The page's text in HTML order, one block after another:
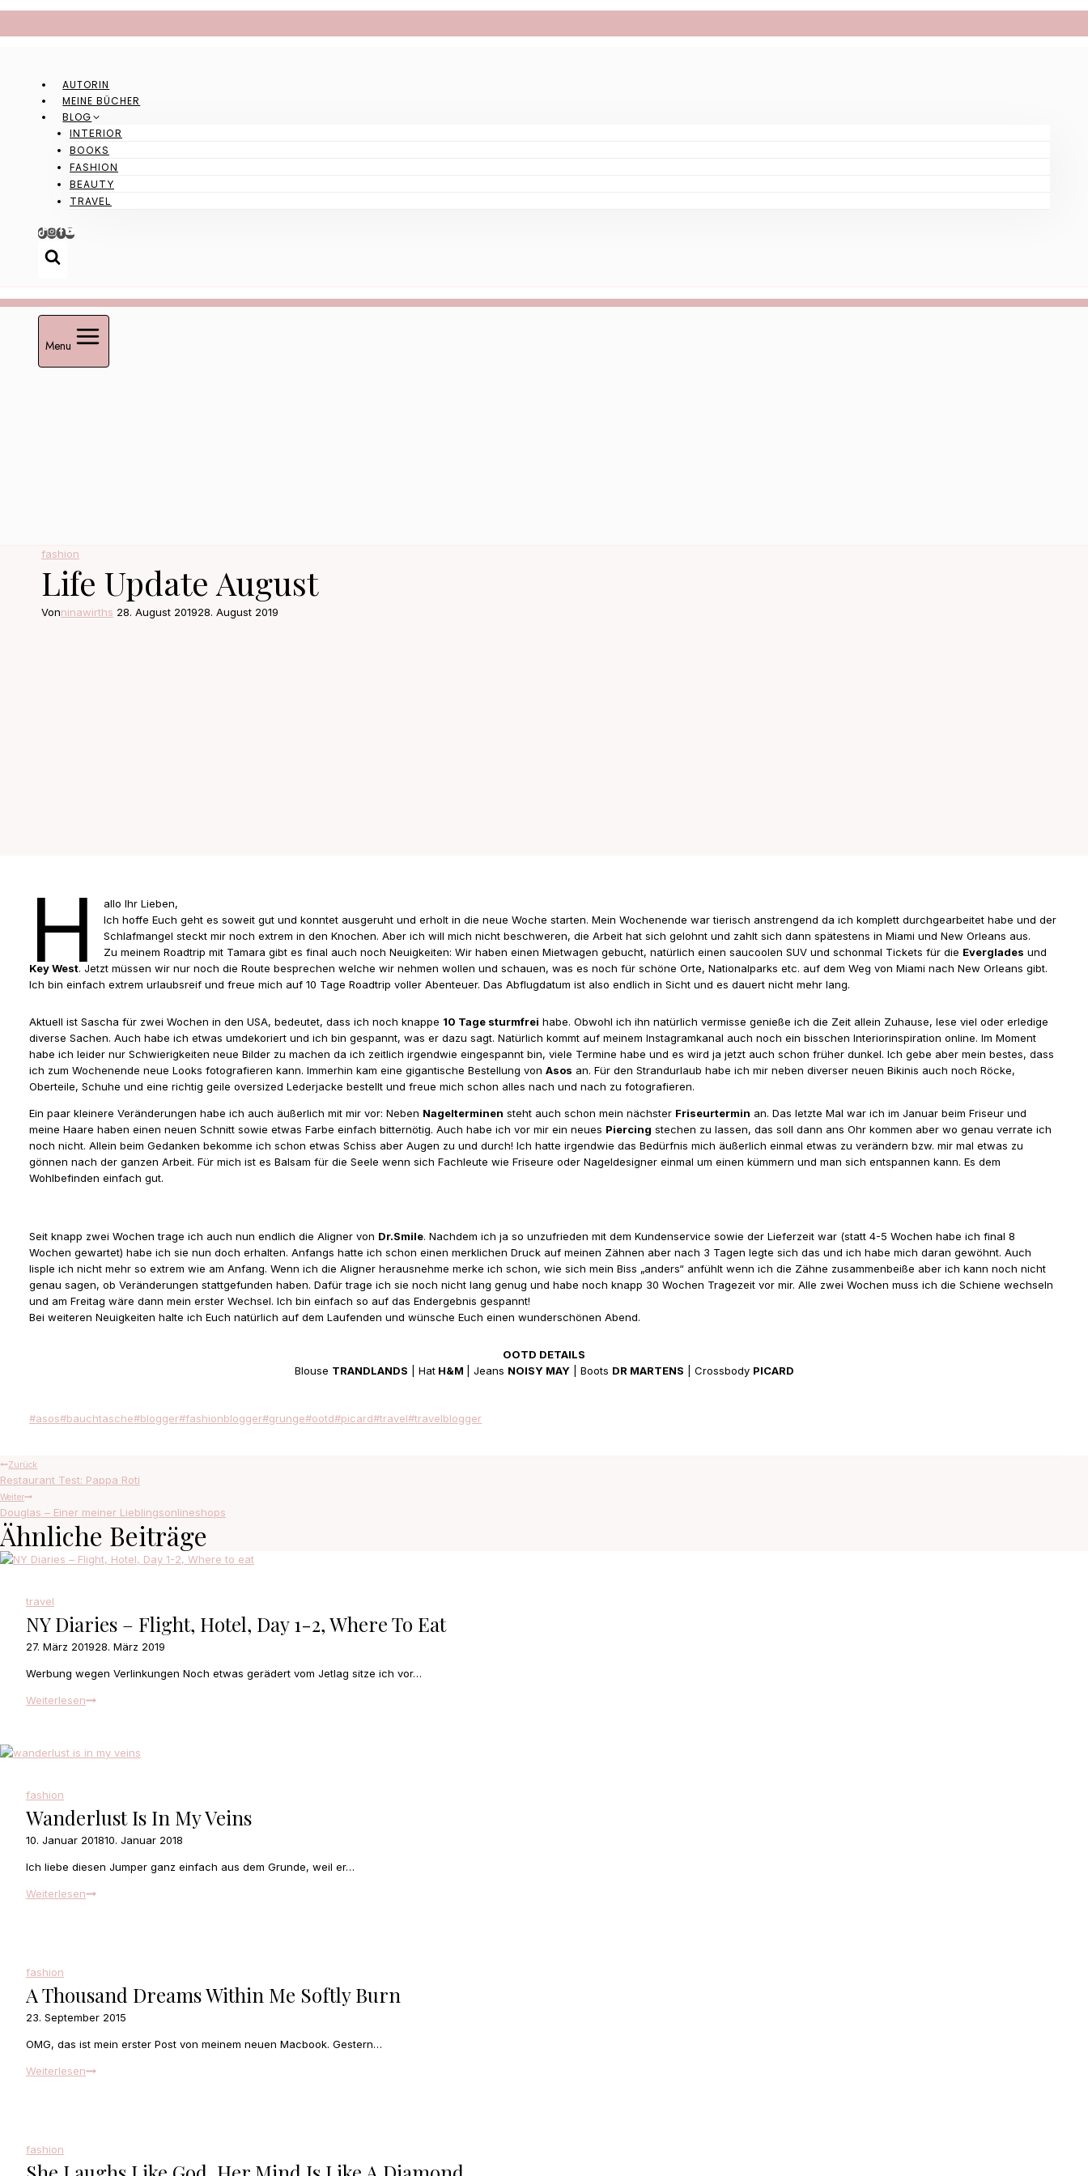
springen
AUTORIN
MEINE BÜCHER
BLOG
INTERIOR
BOOKS
FASHION
BEAUTY
TRAVEL
Menu
fashion
Life Update August
Vonninawirths 28. August 201928. August 2019
H
allo Ihr Lieben,
Ich hoffe Euch geht es soweit gut und konntet ausgeruht und erholt in die neue Woche starten. Mein Wochenende war tierisch anstrengend da ich komplett durchgearbeitet habe und der
Schlafmangel steckt mir noch extrem in den Knochen. Aber ich will mich nicht beschweren, die Arbeit hat sich gelohnt und zahlt sich dann spätestens in Miami und New Orleans aus.
Zu meinem Roadtrip mit Tamara gibt es final auch noch Neuigkeiten: Wir haben einen Mietwagen gebucht, natürlich einen saucoolen SUV und schonmal Tickets für die Everglades und
Key West. Jetzt müssen wir nur noch die Route besprechen welche wir nehmen wollen und schauen, was es noch für schöne Orte, Nationalparks etc. auf dem Weg von Miami nach New Orleans gibt.
Ich bin einfach extrem urlaubsreif und freue mich auf 10 Tage Roadtrip voller Abenteuer. Das Abflugdatum ist also endlich in Sicht und es dauert nicht mehr lang.
Aktuell ist Sascha für zwei Wochen in den USA, bedeutet, dass ich noch knappe 10 Tage sturmfrei habe. Obwohl ich ihn natürlich vermisse genieße ich die Zeit allein Zuhause, lese viel oder erledige
diverse Sachen. Auch habe ich etwas umdekoriert und ich bin gespannt, was er dazu sagt. Natürlich kommt auf meinem Instagramkanal auch noch ein bisschen Interiorinspiration online. Im Moment
habe ich leider nur Schwierigkeiten neue Bilder zu machen da ich zeitlich irgendwie eingespannt bin, viele Termine habe und es wird ja jetzt auch schon früher dunkel. Ich gebe aber mein bestes, dass
ich zum Wochenende neue Looks fotografieren kann. Immerhin kam eine gigantische Bestellung vonAsos an. Für den Strandurlaub habe ich mir neben diverser neuen Bikinis auch noch Röcke,
Oberteile, Schuhe und eine richtig geile oversized Lederjacke bestellt und freue mich schon alles nach und nach zu fotografieren.
Ein paar kleinere Veränderungen habe ich auch äußerlich mit mir vor: Neben Nagelterminen steht auch schon mein nächster Friseurtermin an. Das letzte Mal war ich im Januar beim Friseur und
meine Haare haben einen neuen Schnitt sowie etwas Farbe einfach bitternötig. Auch habe ich vor mir ein neues Piercing stechen zu lassen, das soll dann ans Ohr kommen aber wo genau verrate ich
noch nicht. Allein beim Gedanken bekomme ich schon etwas Schiss aber Augen zu und durch! Ich hatte irgendwie das Bedürfnis mich äußerlich einmal etwas zu verändern bzw. mir mal etwas zu
gönnen nach der ganzen Arbeit. Für mich ist es Balsam für die Seele wenn sich Fachleute wie Friseure oder Nageldesigner einmal um einen kümmern und man sich entspannen kann. Es dem
Wohlbefinden einfach gut.
Seit knapp zwei Wochen trage ich auch nun endlich die Aligner von Dr.Smile. Nachdem ich ja so unzufrieden mit dem Kundenservice sowie der Lieferzeit war (statt 4-5 Wochen habe ich final 8
Wochen gewartet) habe ich sie nun doch erhalten. Anfangs hatte ich schon einen merklichen Druck auf meinen Zähnen aber nach 3 Tagen legte sich das und ich habe mich daran gewöhnt. Auch
lisple ich nicht mehr so extrem wie am Anfang. Wenn ich die Aligner herausnehme merke ich schon, wie sich mein Biss „anders“ anfühlt wenn ich die Zähne zusammenbeiße aber ich kann noch nicht
genau sagen, ob Veränderungen stattgefunden haben. Dafür trage ich sie noch nicht lang genug und habe noch knapp 30 Wochen Tragezeit vor mir. Alle zwei Wochen muss ich die Schiene wechseln
und am Freitag wäre dann mein erster Wechsel. Ich bin einfach so auf das Endergebnis gespannt!
Bei weiteren Neuigkeiten halte ich Euch natürlich auf dem Laufenden und wünsche Euch einen wunderschönen Abend.
OOTD DETAILS
Blouse TRANDLANDS | HatH&M | Jeans NOISY MAY| Boots DR MARTENS | Crossbody PICARD
Schlagworte:
#asos#bauchtasche#blogger#fashionblogger#grunge#ootd#picard#travel#travelblogger
Beitragsnavigation
Zurück
Restaurant Test: Pappa Roti
Weiter
Douglas – Einer meiner Lieblingsonlineshops
Ähnliche Beiträge
travel
NY Diaries – Flight, Hotel, Day 1-2, Where To Eat
27. März 201928. März 2019
Werbung wegen Verlinkungen Noch etwas gerädert vom Jetlag sitze ich vor…
WeiterlesenNY
Flight,
2,
Where
to
fashion
Wanderlust Is In My Veins
10. Januar 201810. Januar 2018
Ich liebe diesen Jumper ganz einfach aus dem Grunde, weil er…
Weiterlesenwanderlust
fashion
A Thousand Dreams Within Me Softly Burn
23. September 2015
OMG, das ist mein erster Post von meinem neuen Macbook. Gestern…
WeiterlesenA
burn
fashion